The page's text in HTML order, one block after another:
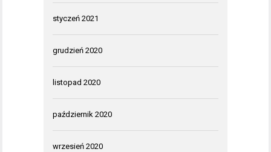
styczeń 2021
grudzień 2020
listopad 2020
październik 2020
wrzesień 2020